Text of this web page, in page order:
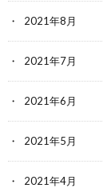
2021年8月
2021年7月
2021年6月
2021年5月
2021年4月